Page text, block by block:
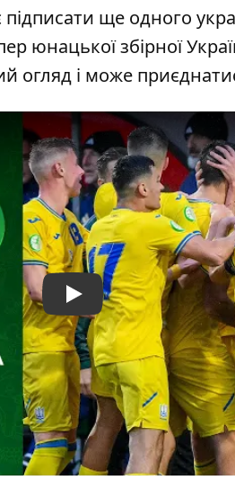
ще одного
юнацької збірної
і може
Play